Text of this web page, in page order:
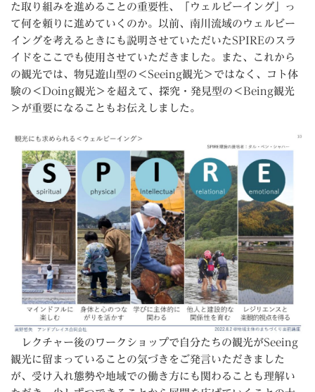
た取り組みを進めることの重要性、「ウェルビーイング」っ
て何を頼りに進めていくのか。以前、南川流域のウェルビー
イングを考えるときにも説明させていただいたSPIREのスラ
イドをここでも使用させていただきました。また、これから
の観光では、物見遊山型の＜Seeing観光＞ではなく、コト体
験の＜Doing観光＞を超えて、探究・発見型の＜Being観光
＞が重要になることもお伝えしました。
レクチャー後のワークショップで自分たちの観光がSeeing
観光に留まっていることの気づきをご発言いただきました
が、受け入れ態勢や地域での働き方にも関わることも理解い